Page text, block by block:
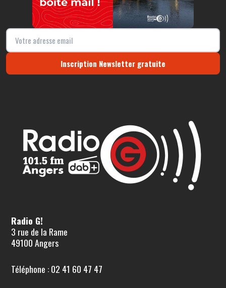
Inscription Newsletter gratuite
Radio G!
3 rue de la Rame
49100 Angers
Téléphone : 02 41 60 47 47